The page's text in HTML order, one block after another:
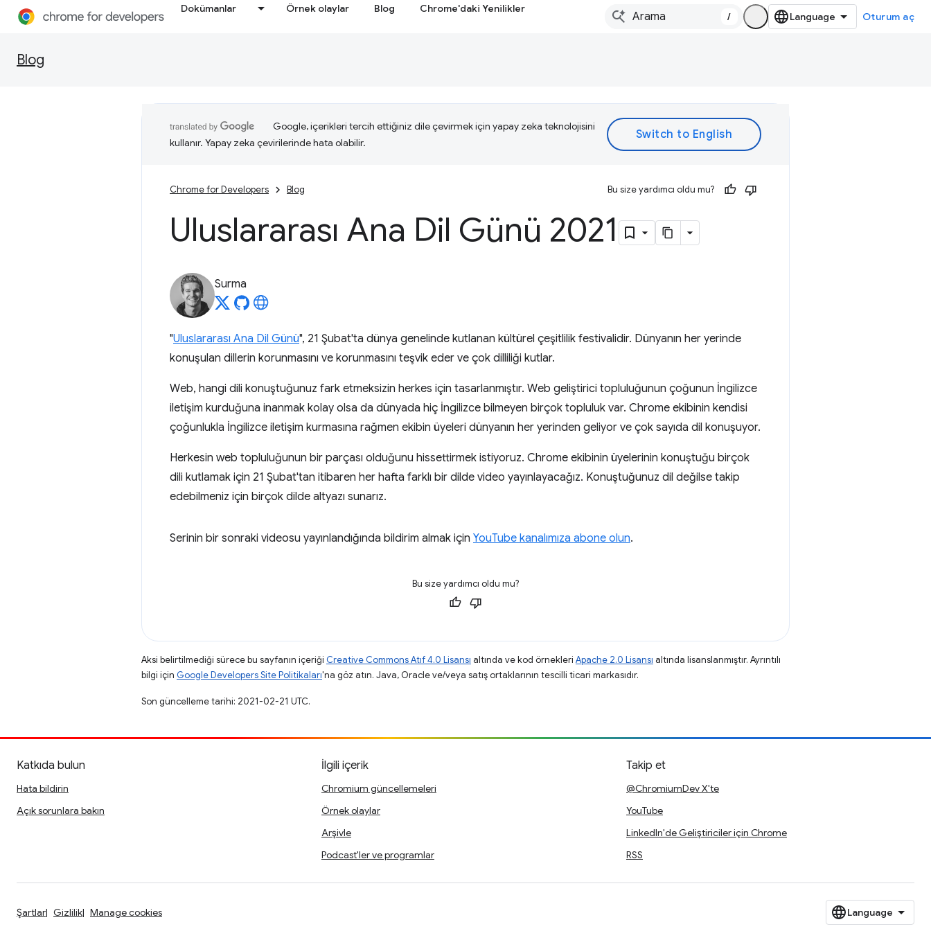
Dokümanlar Örnek olaylar Blog Chrome'daki Yenilikler
/ Oturum aç
Blog
Google, içerikleri tercih ettiğiniz dile çevirmek için yapay zeka teknolojisini
kullanır. Yapay zeka çevirilerinde hata olabilir.
Chrome for Developers Blog Bu size yardımcı oldu mu?
Uluslararası Ana Dil Günü 2021
Surma
"Uluslararası Ana Dil Günü", 21 Şubat'ta dünya genelinde kutlanan kültürel çeşitlilik festivalidir. Dünyanın her yerinde
konuşulan dillerin korunmasını ve korunmasını teşvik eder ve çok dilliliği kutlar.
Web, hangi dili konuştuğunuz fark etmeksizin herkes için tasarlanmıştır. Web geliştirici topluluğunun çoğunun İngilizce
iletişim kurduğuna inanmak kolay olsa da dünyada hiç İngilizce bilmeyen birçok topluluk var. Chrome ekibinin kendisi
çoğunlukla İngilizce iletişim kurmasına rağmen ekibin üyeleri dünyanın her yerinden geliyor ve çok sayıda dil konuşuyor.
Herkesin web topluluğunun bir parçası olduğunu hissettirmek istiyoruz. Chrome ekibinin üyelerinin konuştuğu birçok
dili kutlamak için 21 Şubat'tan itibaren her hafta farklı bir dilde video yayınlayacağız. Konuştuğunuz dil değilse takip
edebilmeniz için birçok dilde altyazı sunarız.
Serinin bir sonraki videosu yayınlandığında bildirim almak için YouTube kanalımıza abone olun.
Bu size yardımcı oldu mu?
Aksi belirtilmediği sürece bu sayfanın içeriği Creative Commons Atıf 4.0 Lisansı altında ve kod örnekleri Apache 2.0 Lisansı altında lisanslanmıştır. Ayrıntılı
bilgi için Google Developers Site Politikaları'na göz atın. Java, Oracle ve/veya satış ortaklarının tescilli ticari markasıdır.
Son güncelleme tarihi: 2021-02-21 UTC.
Katkıda bulun
Hata bildirin
Açık sorunlara bakın
İlgili içerik
Chromium güncellemeleri
Örnek olaylar
Arşivle
Podcast'ler ve programlar
Takip et
@ChromiumDev X'te
YouTube
LinkedIn'de Geliştiriciler için Chrome
RSS
Şartlar Gizlilik Manage cookies